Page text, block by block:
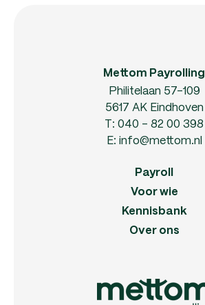
Mettom Payrolling
Philitelaan 57-109
5617 AK Eindhoven
T: 040 - 82 00 398
E: info@mettom.nl
Payroll
Voor wie
Kennisbank
Over ons